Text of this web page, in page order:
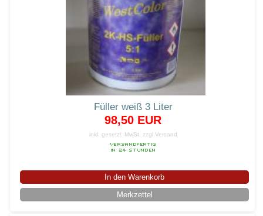
Füller weiß 3 Liter
98,50 EUR
inkl. gesetzl. MwSt. zzgl.Versand
In den Warenkorb
Merkzettel